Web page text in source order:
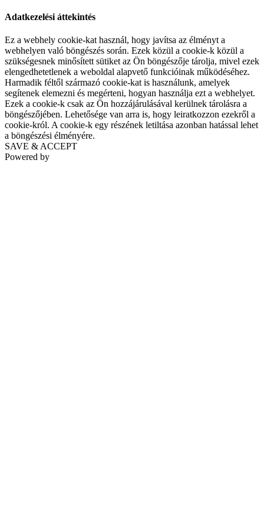
Adatkezelési áttekintés
Ez a webhely cookie-kat használ, hogy javítsa az élményt a
webhelyen való böngészés során. Ezek közül a cookie-k közül a
szükségesnek minősített sütiket az Ön böngészője tárolja, mivel ezek
elengedhetetlenek a weboldal alapvető funkcióinak működéséhez.
Harmadik féltől származó cookie-kat is használunk, amelyek
segítenek elemezni és megérteni, hogyan használja ezt a webhelyet.
Ezek a cookie-k csak az Ön hozzájárulásával kerülnek tárolásra a
böngészőjében. Lehetősége van arra is, hogy leiratkozzon ezekről a
cookie-król. A cookie-k egy részének letiltása azonban hatással lehet
a böngészési élményére.
SAVE & ACCEPT
Powered by